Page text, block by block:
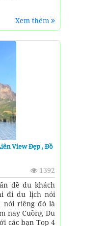
Xem thêm
View Đẹp , Đồ
1392
đề du khách
đi du lịch nói
nói riêng đó là
nay Cuồng Du
các bạn Top 4